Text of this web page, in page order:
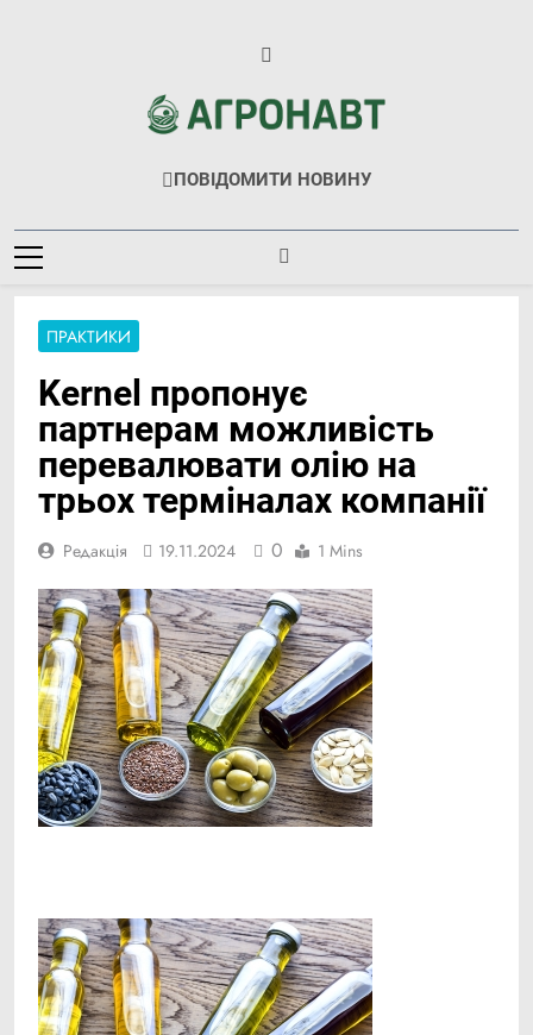
Агронавт
Новини Українського Агробізнесу
ПОВІДОМИТИ НОВИНУ
ПРАКТИКИ
Kernel пропонує
партнерам можливість
перевалювати олію на
трьох терміналах компанії
Редакція 19.11.2024 0 1 Mins
Link